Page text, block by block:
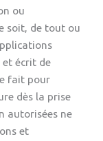
ou
soit, de tout ou
et écrit de
fait pour
dès la prise
autorisées ne
et